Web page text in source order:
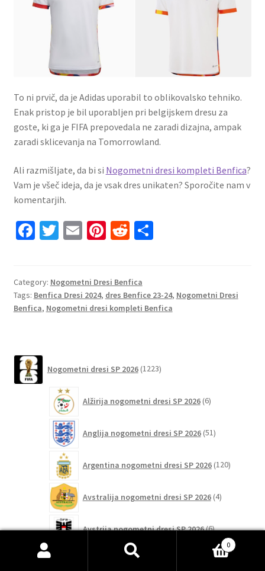
To ni prvič, da je Adidas uporabil to oblikovalsko tehniko.
Enak pristop je bil uporabljen pri belgijskem dresu za
goste, ki ga je FIFA prepovedala ne zaradi dizajna, ampak
zaradi sklicevanja na Tomorrowland.
Ali razmišljate, da bi si Nogometni dresi kompleti Benfica?
Vam je všeč ideja, da je vsak dres unikaten? Sporočite nam v
komentarjih.
Fa
o
o
T
er
E
l
Pi
es
t
R
di
t
S
e
Category: Nogometni Dresi Benfica
Tags: Benfica Dresi 2024, dres Benfice 23-24, Nogometni Dresi
Benfica, Nogometni dresi kompleti Benfica
Nogometni dresi SP 2026 1223izdelkov
Alžirija nogometni dresi SP 2026 6izdelkov
Anglija nogometni dresi SP 2026 51izdelkov
Argentina nogometni dresi SP 2026 120izdelkov
Avstralija nogometni dresi SP 2026 4izdelki
Avstrija nogometni dresi SP 2026 6izdelkov
Belgija nogometni dresi SP 2026
75
0